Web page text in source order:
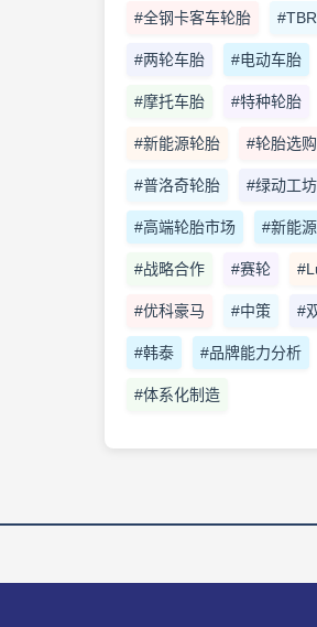
#全钢卡客车轮胎
#两轮车胎 #电动车胎
#摩托车胎 #特种轮胎
#新能源轮胎 #轮胎选购
#普洛奇轮胎 #绿动工坊
#高端轮胎市场 #新能
#战略合作 #赛轮
#优科豪马 #中策 #
#韩泰 #品牌能力分析
#体系化制造